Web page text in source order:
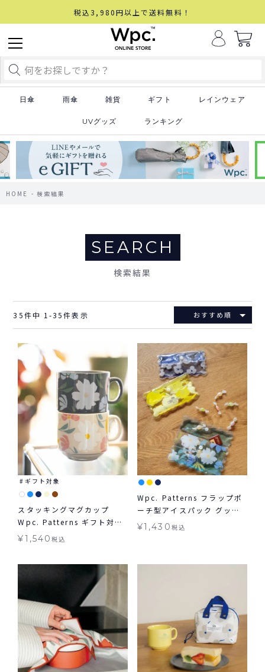
税込3,980円以上で送料無料！
日傘 雨傘 雑貨 ギフト レインウェア
UVグッズ ランキング
HOME 検索結果
SEARCH
検索結果
おすすめ順
35件中 1-35件表示
ギフト対象
スタッキングマグカップ
Wpc. Patterns ギフト対象
食器
¥1,540税込
Wpc. Patterns フラップポ
ーチ型アイスパック グッズ
ギフト対象
¥1,430 税込